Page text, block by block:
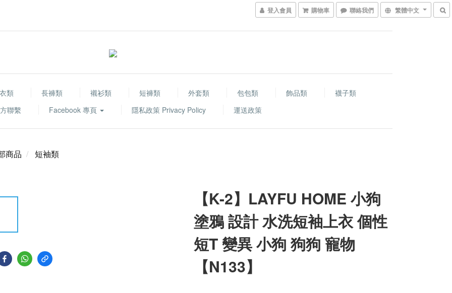
登入會員 購物車 聯絡我們 繁體中文
類 長褲類 襯衫類 短褲類 外套類 包包類 飾品類
襪子類
聯繫
Facebook 專頁 隱私政策 Privacy Policy 運送政策
商品 短袖類
【K-2】LAYFU HOME 小狗
塗鴉 設計 水洗短袖上衣 個性
短T 變異 小狗 狗狗 寵物
【N133】